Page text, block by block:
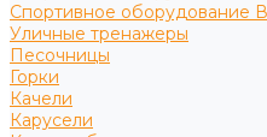
Спортивное оборудование
Уличные тренажеры
Песочницы
Горки
Качели
Карусели